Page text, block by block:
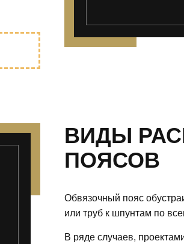
ВИДЫ
ПОЯСОВ
Обвязочный пояс
или труб к шпунтам по
В ряде случаев,